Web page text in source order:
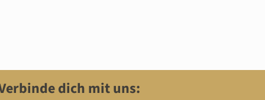
dich mit uns: